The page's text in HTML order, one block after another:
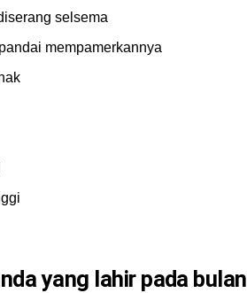
selsema
mempamerkannya
yang lahir pada bulan